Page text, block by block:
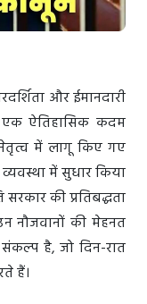
और ईमानदारी
ऐतिहासिक कदम
में लागू किए गए
में सुधार किया
की प्रतिबद्धता
नौजवानों की मेहनत
है, जो दिन-रात
हैं।